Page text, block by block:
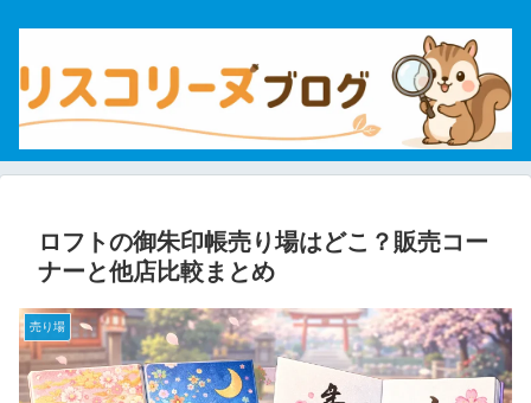
ロフトの御朱印帳売り場はどこ？販売コー
ナーと他店比較まとめ
売り場